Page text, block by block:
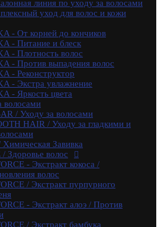
TREATMENT / Кератиновое
/ Кератиновое выпрямление
/ Пигмент прямого действия
/ Тонирующие маски
Антиоксидантная премиум-серия
MEN
/ Салонный уход
/ Уход за светлыми волосами
краска для бровей и ресниц
волос
- Гель-краска для волос
действия (8 тонов)
- Безаммиачный масляный
NEW - Окисляющая крем-
- Перманентная крем-краска для волос
линия по уходу за волосами
уход для волос и кожи
- От корней до кончиков
- Питание и блеск
- Плотность волос
- Против выпадения волос
- Реконструктор
- Экстра увлажнение
- Яркость цвета
волосами
/ Уходу за волосами
HAIR / Уходу за гладкими и
Завивка
Здоровье волос
- Экстракт кокоса /
волос
/ Экстракт пурпурного
- Экстракт алоэ / Против
/ Экстракт бамбука